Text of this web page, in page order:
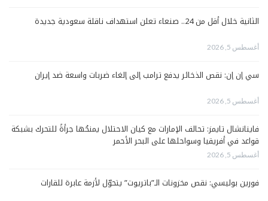
الثانية خلال أقل من 24.. صنعاء تعلن استهداف ناقلة سعودية جديدة
أغسطس 5, 2026
سي إن إن: نقص الذخائر يدفع ترامب إلى إلغاء ضربات واسعة ضد إيران
أغسطس 5, 2026
فاينانشال تايمز: تحالف الإمارات مع كيان الاحتلال يمنحُها جرأةً للتحرك بشبكة
قواعد في أفريقيا وسواحلها على البحر الأحمر
أغسطس 5, 2026
فورين بوليسي: نقص مخزونات الـ”باتريوت” يتحوّل لأزمة عابرة للقارات